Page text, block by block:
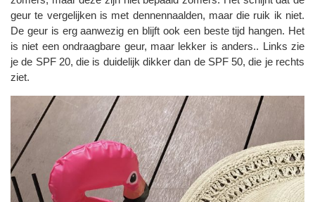
geur te vergelijken is met dennennaalden, maar die ruik ik niet.
De geur is erg aanwezig en blijft ook een beste tijd hangen. Het
is niet een ondraagbare geur, maar lekker is anders.. Links zie
je de SPF 20, die is duidelijk dikker dan de SPF 50, die je rechts
ziet.